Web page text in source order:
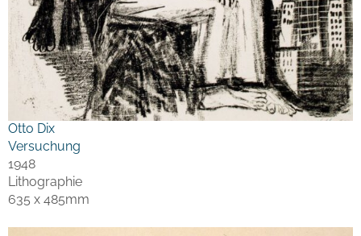
Otto Dix
Versuchung
1948
Lithographie
635 x 485mm